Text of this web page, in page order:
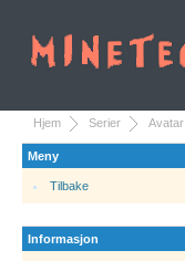
Hjem Serier Avatar
Meny
Tilbake
Informasjon